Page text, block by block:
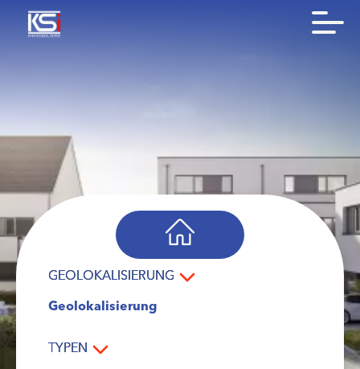
GEOLOKALISIERUNG
Geolokalisierung
TYPEN